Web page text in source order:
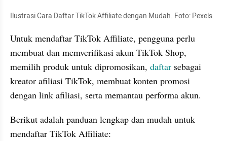
Ilustrasi Cara Daftar TikTok Affiliate dengan Mudah. Foto: Pexels.
Untuk mendaftar TikTok Affiliate, pengguna perlu
membuat dan memverifikasi akun TikTok Shop,
memilih produk untuk dipromosikan, daftar sebagai
kreator afiliasi TikTok, membuat konten promosi
dengan link afiliasi, serta memantau performa akun.
Berikut adalah panduan lengkap dan mudah untuk
mendaftar TikTok Affiliate: